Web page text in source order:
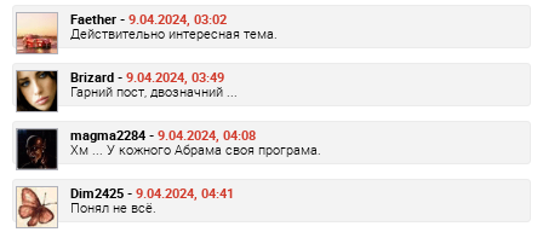
Faether - 9.04.2024, 03:02
Действительно интересная тема.
Brizard - 9.04.2024, 03:49
Гарний пост, двозначний ...
magma2284 - 9.04.2024, 04:08
Хм ... У кожного Абрама своя програма.
Dim2425 - 9.04.2024, 04:41
Понял не всё.